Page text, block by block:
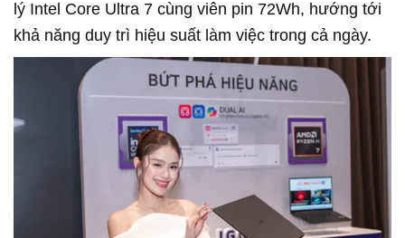
lý Intel Core Ultra 7 cùng viên pin 72Wh, hướng tới
khả năng duy trì hiệu suất làm việc trong cả ngày.